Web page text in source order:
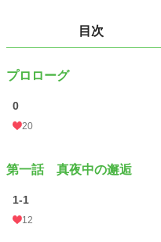
誰かのために生き続けるきみを乗
15分間だけ、きみに会える。
ーーーーーーーーーーーーーーーー
仕事に忙しい母親を支えるために、
——このまま、他人のために生き
不安を抱えていた日彩だったが、
斗という少年に声をかけられる。
目次
プロローグ
0
20
第一話 真夜中の邂逅
1-1
12